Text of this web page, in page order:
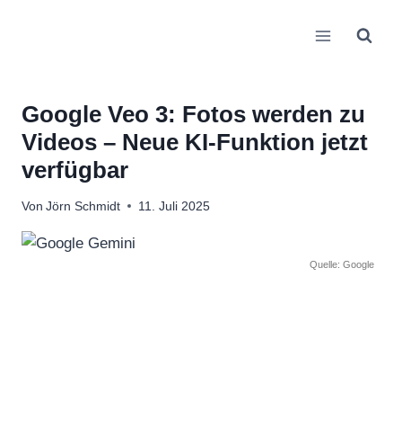
Google Veo 3: Fotos werden zu
Videos – Neue KI-Funktion jetzt
verfügbar
Von Jörn Schmidt 11. Juli 2025
Quelle: Google